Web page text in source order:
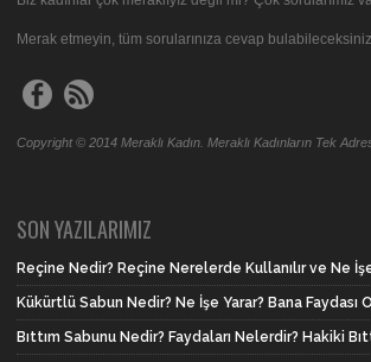
Merak etmeyin, tüm sorularınıza cevap
Copyright © 2014 Meraklı Kadın. Meraklı Kadınların Tek
SON YAZILARIMIZ
Reçine Nedir? Reçine Nerelerde Kullanılır ve Ne
Kükürtlü Sabun Nedir? Ne İşe Yarar? Bana Faydası
Bıttım Sabunu Nedir? Faydaları Nelerdir? Hakiki